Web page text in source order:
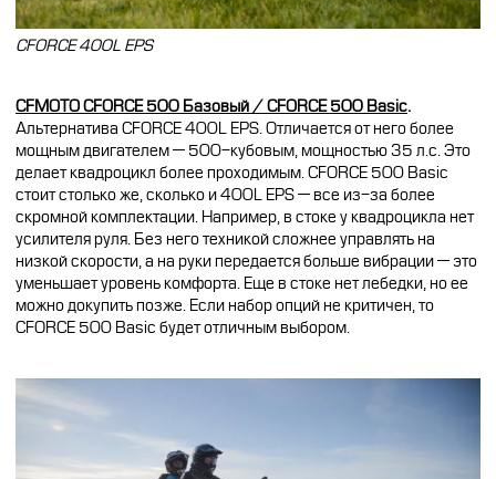
CFORCE 400L EPS
CFMOTO CFORCE 500 Базовый / CFORCE 500 Basic.
Альтернатива CFORCE 400L EPS. Отличается от него более
мощным двигателем — 500-кубовым, мощностью35 л.с. Это
делает квадроцикл более проходимым. CFORCE 500 Basic
стоит столько же, сколько и 400L EPS — все из-за более
скромной комплектации. Например, в стоке у квадроцикла нет
усилителя руля. Без него техникой сложнее управлять на
низкой скорости, а на руки передается больше вибрации — это
уменьшает уровень комфорта. Еще в стоке нет лебедки, но ее
можно докупить позже. Если набор опций не критичен, то
CFORCE 500 Basic будет отличным выбором.